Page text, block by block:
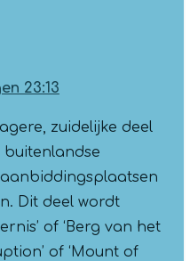
23:13
zuidelijke deel
Dit deel wordt
of ‘Berg van het
of ‘Mount of